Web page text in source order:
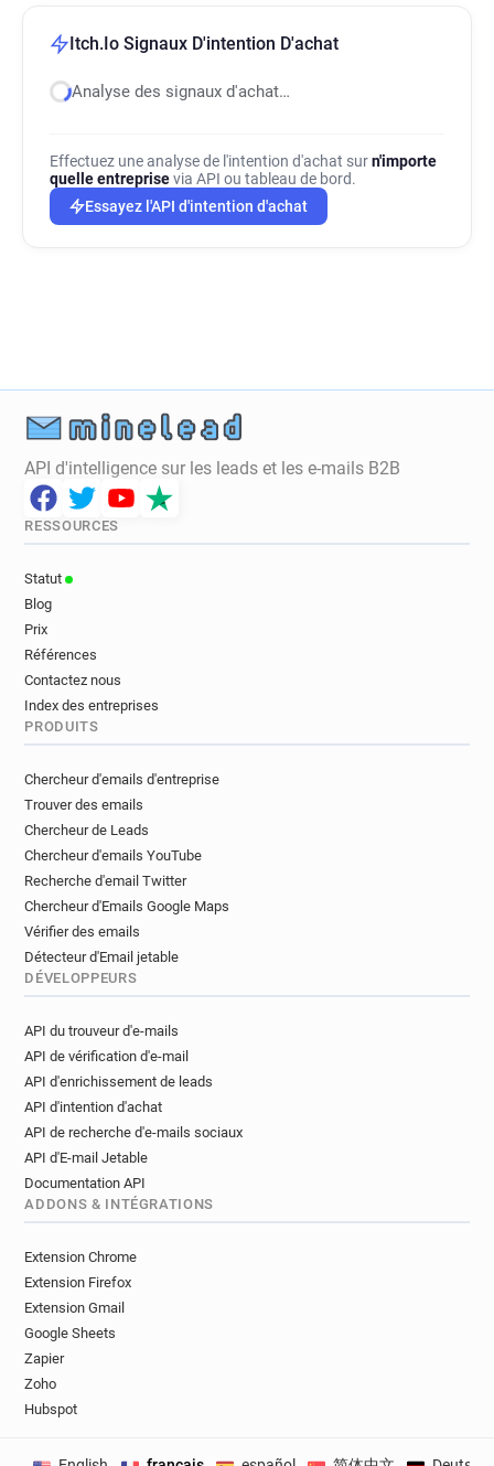
Itch.Io Signaux D'intention D'achat
Analyse des signaux d'achat…
Effectuez une analyse de l'intention d'achat surn'importe
quelle entreprisevia API ou tableau de bord.
Essayez l'API d'intention d'achat
API d'intelligence sur les leads et les e-mails B2B
RESSOURCES
Statut
Blog
Prix
Références
Contactez nous
Index des entreprises
PRODUITS
Chercheur d'emails d'entreprise
Trouver des emails
Chercheur de Leads
Chercheur d'emails YouTube
Recherche d'email Twitter
Chercheur d'Emails Google Maps
Vérifier des emails
Détecteur d'Email jetable
DÉVELOPPEURS
API du trouveur d'e-mails
API de vérification d'e-mail
API d'enrichissement de leads
API d'intention d'achat
API de recherche d'e-mails sociaux
API d'E-mail Jetable
Documentation API
ADDONS & INTÉGRATIONS
Extension Chrome
Extension Firefox
Extension Gmail
Google Sheets
Zapier
Zoho
Hubspot